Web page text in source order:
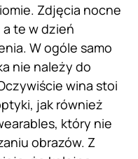
Zdjęcia nocne
te w dzień
W ogóle samo
nie należy do
wina stoi
jak również
który nie
obrazów. Z